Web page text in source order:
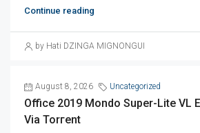
Continue reading
by Hati DZINGA MIGNONGUI
August 8, 2026 Uncategorized
Office 2019 Mondo Super-Lite VL
Via Torгent